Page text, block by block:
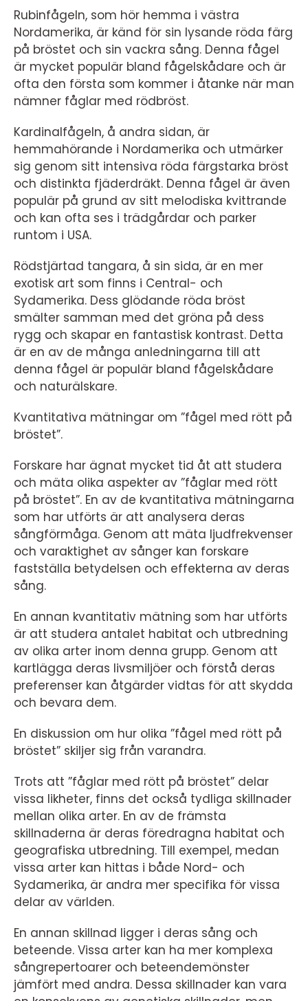
Rubinfågeln, som hör hemma i västra
Nordamerika, är känd för sin lysande röda färg
på bröstet och sin vackra sång. Denna fågel
är mycket populär bland fågelskådare och är
ofta den första som kommer i åtanke när man
nämner fåglar med rödbröst.
Kardinalfågeln, å andra sidan, är
hemmahörande i Nordamerika och utmärker
sig genom sitt intensiva röda färgstarka bröst
och distinkta fjäderdräkt. Denna fågel är även
populär på grund av sitt melodiska kvittrande
och kan ofta ses i trädgårdar och parker
runtom i USA.
Rödstjärtad tangara, å sin sida, är en mer
exotisk art som finns i Central- och
Sydamerika. Dess glödande röda bröst
smälter samman med det gröna på dess
rygg och skapar en fantastisk kontrast. Detta
är en av de många anledningarna till att
denna fågel är populär bland fågelskådare
och naturälskare.
Kvantitativa mätningar om ”fågel med rött på
bröstet”.
Forskare har ägnat mycket tid åt att studera
och mäta olika aspekter av ”fåglar med rött
på bröstet”. En av de kvantitativa mätningarna
som har utförts är att analysera deras
sångförmåga. Genom att mäta ljudfrekvenser
och varaktighet av sånger kan forskare
fastställa betydelsen och effekterna av deras
sång.
En annan kvantitativ mätning som har utförts
är att studera antalet habitat och utbredning
av olika arter inom denna grupp. Genom att
kartlägga deras livsmiljöer och förstå deras
preferenser kan åtgärder vidtas för att skydda
och bevara dem.
En diskussion om hur olika ”fågel med rött på
bröstet” skiljer sig från varandra.
Trots att ”fåglar med rött på bröstet” delar
vissa likheter, finns det också tydliga skillnader
mellan olika arter. En av de främsta
skillnaderna är deras föredragna habitat och
geografiska utbredning. Till exempel, medan
vissa arter kan hittas i både Nord- och
Sydamerika, är andra mer specifika för vissa
delar av världen.
En annan skillnad ligger i deras sång och
beteende. Vissa arter kan ha mer komplexa
sångrepertoarer och beteendemönster
jämfört med andra. Dessa skillnader kan vara